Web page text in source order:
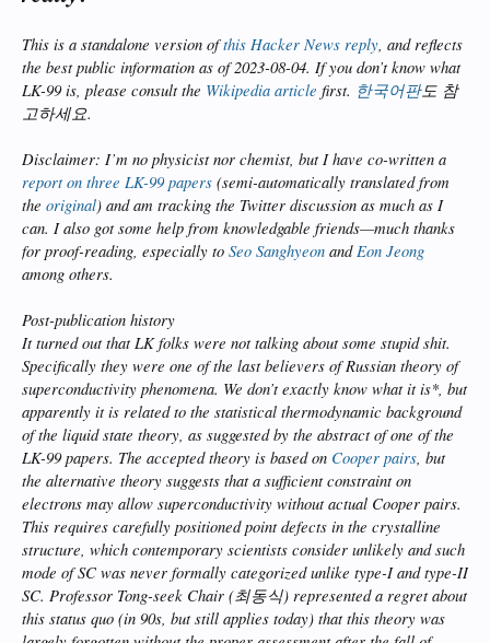
This is a standalone version ofthis Hacker News reply , and reflects
the best public information as of 2023-08-04. If you don’t know what
LK-99 is, please consult the Wikipedia article first. 한국어판도 참
고하세요.
Disclaimer: I’m no physicist nor chemist, but I have co-written a
report on three LK-99 papers (semi-automatically translated from
the original) and am tracking the Twitter discussion as much as I
can. I also got some help from knowledgable friends—much thanks
for proof-reading, especially to Seo Sanghyeon and Eon Jeong
among others.
Post-publication history
It turned out that LK folks were not talking about some stupid shit.
Specifically they were one of the last believers of Russian theory of
superconductivity phenomena. We don’t exactly know what it is*, but
apparently it is related to the statistical thermodynamic background
of the liquid state theory, as suggested by the abstract of one of the
LK-99 papers. The accepted theory is based on Cooper pairs , but
the alternative theory suggests that a sufficient constraint on
electrons may allow superconductivity without actual Cooper pairs.
This requires carefully positioned point defects in the crystalline
structure, which contemporary scientists consider unlikely and such
mode of SC was never formally categorized unlike type-I and type-II
SC. Professor Tong-seek Chair (최동식) represented a regret about
this status quo (in 90s, but still applies today) that this theory was